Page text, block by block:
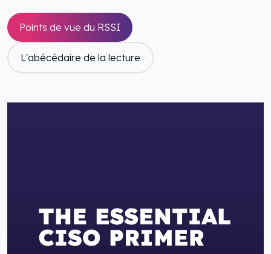
Points de vue du RSSI
L'abécédaire de la lecture